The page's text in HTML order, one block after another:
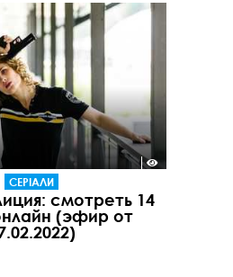
СЕРІАЛИ
смотреть 14
(эфир от